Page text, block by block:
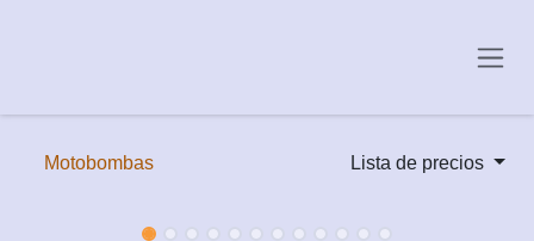
Motobombas Lista de precios